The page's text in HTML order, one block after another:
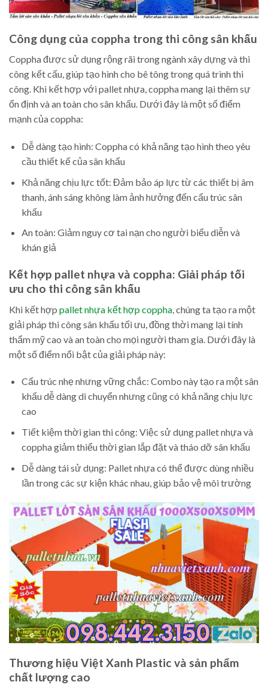
Công dụng của coppha trong thi công sân khấu
Coppha được sử dụng rộng rãi trong ngành xây dựng và thi
công kết cấu, giúp tạo hình cho bê tông trong quá trình thi
công. Khi kết hợp với pallet nhựa, coppha mang lại thêm sự
ổn định và an toàn cho sân khấu. Dưới đây là một số điểm
mạnh của coppha:
Dễ dàng tạo hình: Coppha có khả năng tạo hình theo yêu
cầu thiết kế của sân khấu
Khả năng chịu lực tốt: Đảm bảo áp lực từ các thiết bị âm
thanh, ánh sáng không làm ảnh hưởng đến cấu trúc sân
khấu
An toàn: Giảm nguy cơ tai nạn cho người biểu diễn và
khán giả
Kết hợp pallet nhựa và coppha: Giải pháp tối
ưu cho thi công sân khấu
Khi kết hợp pallet nhựa kết hợp coppha , chúng ta tạo ra một
giải pháp thi công sân khấu tối ưu, đồng thời mang lại tính
thẩm mỹ cao và an toàn cho mọi người tham gia. Dưới đây là
một số điểm nổi bật của giải pháp này:
Cấu trúc nhẹ nhưng vững chắc: Combo này tạo ra một sân
khấu dễ dàng di chuyển nhưng cũng có khả năng chịu lực
cao
Tiết kiệm thời gian thi công: Việc sử dụng pallet nhựa và
coppha giảm thiểu thời gian lắp đặt và tháo dỡ sân khấu
Dễ dàng tái sử dụng: Pallet nhựa có thể được dùng nhiều
lần trong các sự kiện khác nhau, giúp bảo vệ môi trường
Thương hiệu Việt Xanh Plastic và sản phẩm
chất lượng cao